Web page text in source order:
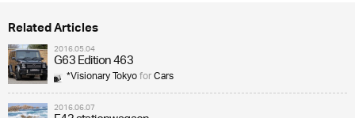
Related Articles
2016.05.04
G63 Edition 463
*Visionary TokyoforCars
2016.06.07